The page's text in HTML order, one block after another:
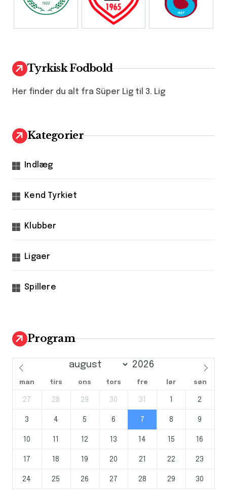
Tyrkisk Fodbold
Her finder du alt fra Süper Lig til 3. Lig
Kategorier
Indlæg
Kend Tyrkiet
Klubber
Ligaer
Spillere
Program
man tirs ons tors fre lør søn
27 28 29 30 31 1 2
3 4 5 6 7 8 9
10 11 12 13 14 15 16
17 18 19 20 21 22 23
24 25 26 27 28 29 30